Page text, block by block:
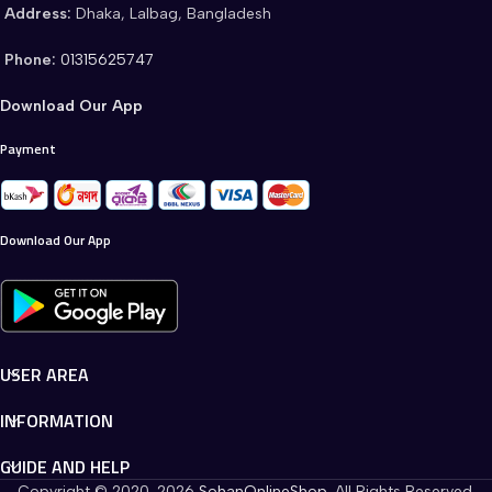
Address: Dhaka, Lalbag, Bangladesh
Phone: 01315625747
Download Our App
Payment
Download Our App
USER AREA
INFORMATION
GUIDE AND HELP